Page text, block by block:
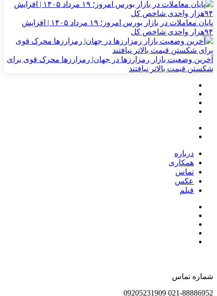
پایان معاملات در بازار بورس امروز؛ ۱۹ مرداد ۱۴۰۵ | افزایش
۹۴هزار واحدی شاخص کل
آخرین وضعیت بازار رمزارزها در جهان| رمزارزها محرک قوی برای
شکستن قیمت بالاتر نیافتند
درباره
همکاری
تماس
عکس
فیلم
شماره تماس
021-88886952 09205231909